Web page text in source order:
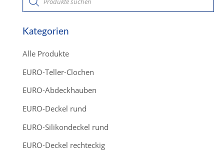
o
d
c
t
s
e
r
c
h
Kategorien
Alle Produkte
EURO-Teller-Clochen
EURO-Abdeckhauben
EURO-Deckel rund
EURO-Silikondeckel rund
EURO-Deckel rechteckig